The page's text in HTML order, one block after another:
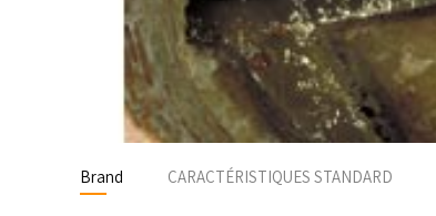
Brand CARACTÉRISTIQUES STANDARD